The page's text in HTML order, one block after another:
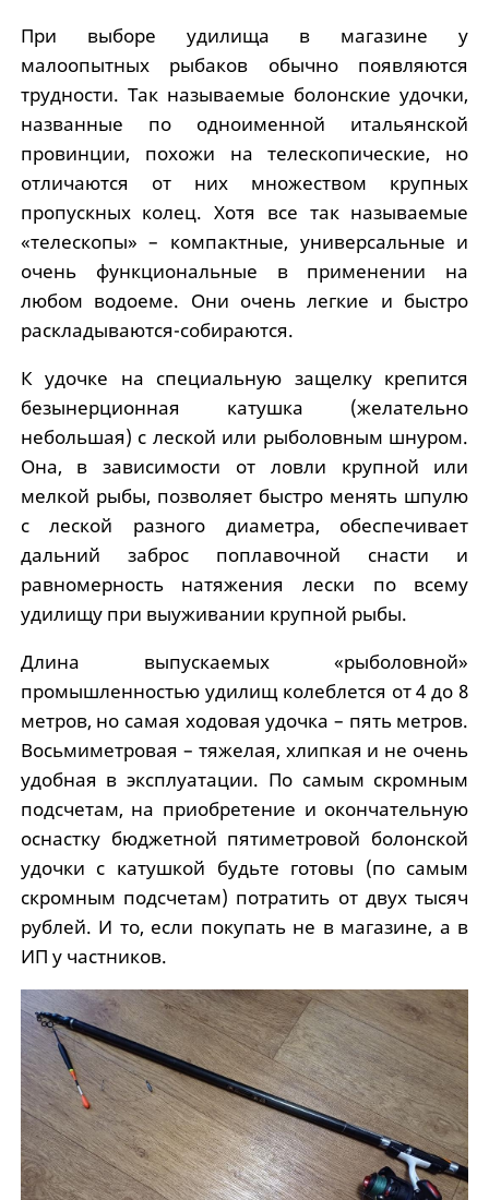
При выборе удилища в магазине у
малоопытных рыбаков обычно появляются
трудности. Так называемые болонские удочки,
названные по одноименной итальянской
провинции, похожи на телескопические, но
отличаются от них множеством крупных
пропускных колец. Хотя все так называемые
«телескопы» – компактные, универсальные и
очень функциональные в применении на
любом водоеме. Они очень легкие и быстро
раскладываются-собираются.
К удочке на специальную защелку крепится
безынерционная катушка (желательно
небольшая) с леской или рыболовным шнуром.
Она, в зависимости от ловли крупной или
мелкой рыбы, позволяет быстро менять шпулю
с леской разного диаметра, обеспечивает
дальний заброс поплавочной снасти и
равномерность натяжения лески по всему
удилищу при выуживании крупной рыбы.
Длина выпускаемых «рыболовной»
промышленностью удилищ колеблется от 4 до 8
метров, но самая ходовая удочка – пять метров.
Восьмиметровая – тяжелая, хлипкая и не очень
удобная в эксплуатации. По самым скромным
подсчетам, на приобретение и окончательную
оснастку бюджетной пятиметровой болонской
удочки с катушкой будьте готовы (по самым
скромным подсчетам) потратить от двух тысяч
рублей. И то, если покупать не в магазине, а в
ИП у частников.